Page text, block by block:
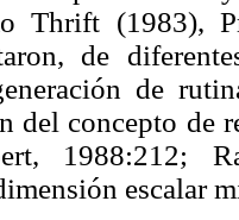
Thrift (1983),
de
de
del concepto de
1988:212;
escalar